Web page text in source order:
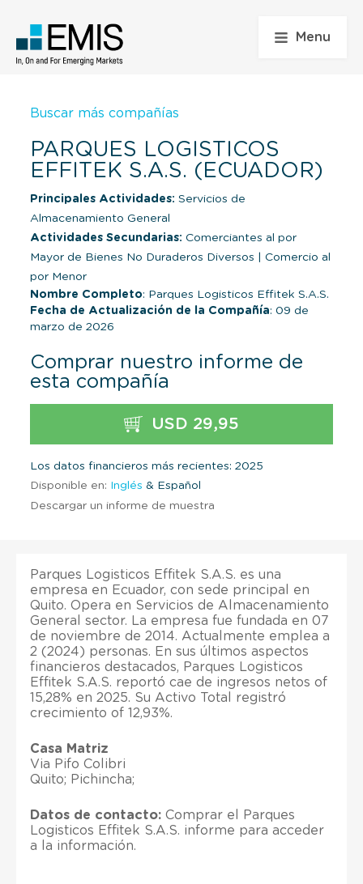
Menu
Buscar más compañías
PARQUES LOGISTICOS
EFFITEK S.A.S. (ECUADOR)
Principales Actividades: Servicios de
Almacenamiento General
Actividades Secundarias: Comerciantes al por
Mayor de Bienes No Duraderos Diversos
Comercio al
por Menor
Nombre Completo: Parques Logisticos Effitek S.A.S.
Fecha de Actualización de la Compañía: 09 de
marzo de 2026
Comprar nuestro informe de
esta compañía
USD 29,95
Los datos financieros más recientes: 2025
Disponible en: Inglés & Español
Descargar un informe de muestra
Parques Logisticos Effitek S.A.S. es una
empresa en Ecuador, con sede principal en
Quito. Opera en Servicios de Almacenamiento
General sector. La empresa fue fundada en 07
de noviembre de 2014. Actualmente emplea a
2 (2024) personas. En sus últimos aspectos
financieros destacados, Parques Logisticos
Effitek S.A.S. reportó cae de ingresos netos of
15,28% en 2025. Su Activo Total registró
crecimiento of 12,93%.
Casa Matriz
Via Pifo Colibri
Quito; Pichincha;
Datos de contacto: Comprar el Parques
Logisticos Effitek S.A.S. informe para acceder
a la información.